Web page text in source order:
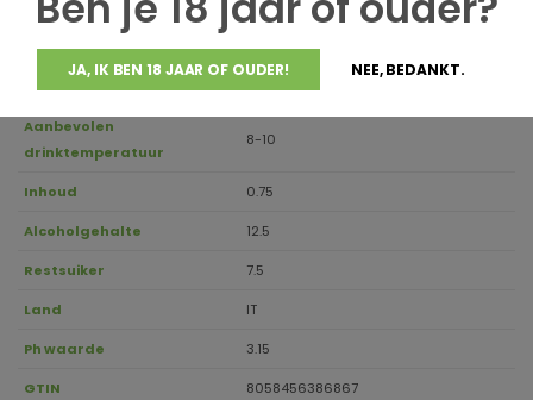
JA, IK BEN 18 JAAR OF OUDER! NEE, BEDANKT.
Druivensoort
Groppello, Marzemino, Sangiovese,
Barbera
Regio Gardasee
Aanbevolen
drinktemperatuur
8-10
Inhoud 0.75
Alcoholgehalte 12.5
Restsuiker 7.5
Land IT
Ph waarde 3.15
GTIN 8058456386867